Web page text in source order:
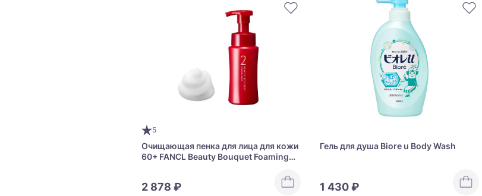
5
Очищающая пенка для лица для кожи
60+ FANCL Beauty Bouquet Foaming
2 878 ₽
Гель для душа Biore u Body Wash
1 430 ₽